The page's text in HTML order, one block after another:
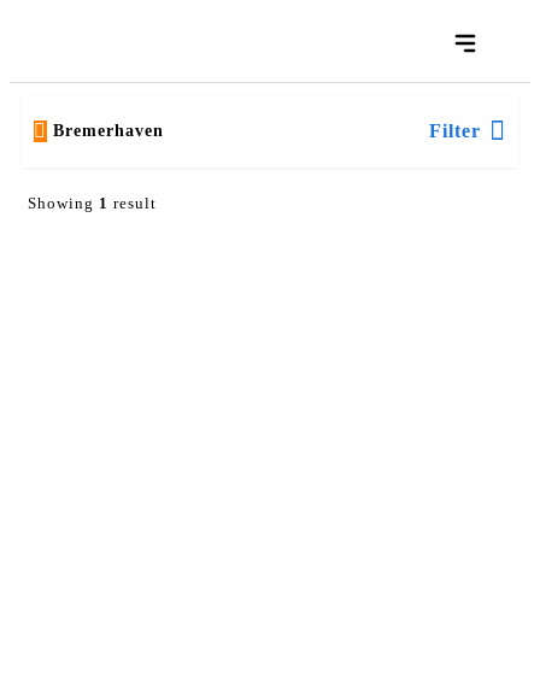
Bremerhaven Filter
Showing 1 result